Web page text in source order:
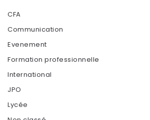
CFA
Communication
Evenement
Formation professionnelle
International
JPO
Lycée